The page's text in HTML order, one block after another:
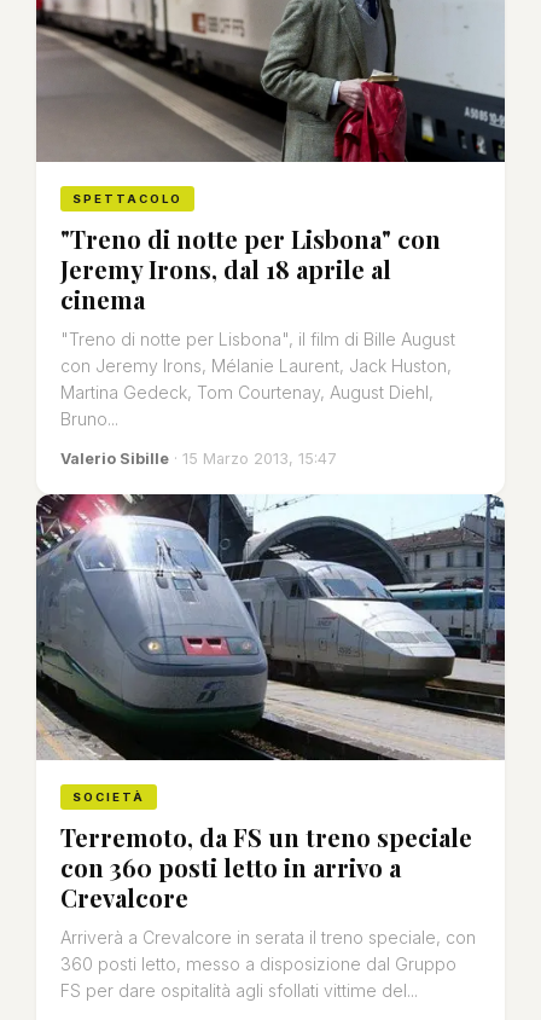
SPETTACOLO
"Treno di notte per Lisbona" con
Jeremy Irons, dal 18 aprile al
cinema
"Treno di notte per Lisbona", il film di Bille August
con Jeremy Irons, Mélanie Laurent, Jack Huston,
Martina Gedeck, Tom Courtenay, August Diehl,
Bruno...
Valerio Sibille · 15 Marzo 2013, 15:47
SOCIETÀ
Terremoto, da FS un treno speciale
con 360 posti letto in arrivo a
Crevalcore
Arriverà a Crevalcore in serata il treno speciale, con
360 posti letto, messo a disposizione dal Gruppo
FS per dare ospitalità agli sfollati vittime del...